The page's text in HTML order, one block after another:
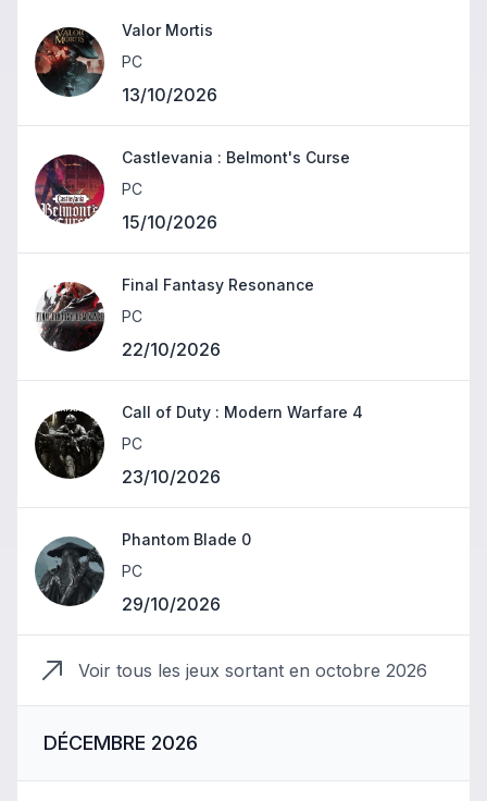
Valor Mortis
PC
13/10/2026
Castlevania : Belmont's Curse
PC
15/10/2026
Final Fantasy Resonance
PC
22/10/2026
Call of Duty : Modern Warfare 4
PC
23/10/2026
Phantom Blade 0
PC
29/10/2026
Voir tous les jeux sortant en octobre 2026
DÉCEMBRE 2026